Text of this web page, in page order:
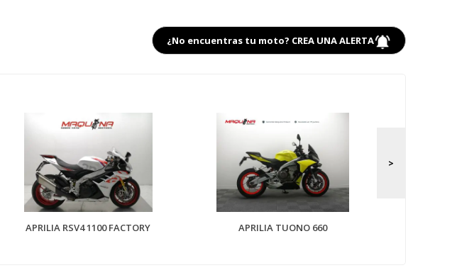
¿No encuentras tu moto? CREA UNA ALERTA
APRILIA RSV4 1100 FACTORY APRILIA TUONO 660